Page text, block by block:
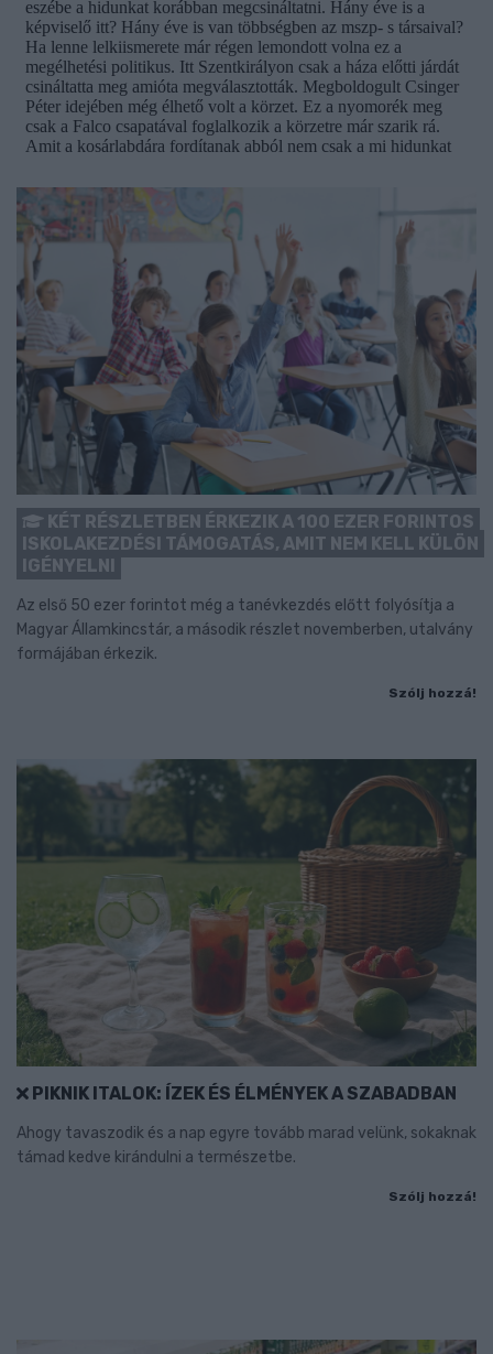
KÉT RÉSZLETBEN ÉRKEZIK A 100 EZER FORINTOS
ISKOLAKEZDÉSI TÁMOGATÁS, AMIT NEM KELL KÜLÖN
IGÉNYELNI
Az első 50 ezer forintot még a tanévkezdés előtt folyósítja a
Magyar Államkincstár, a második részlet novemberben, utalvány
formájában érkezik.
Szólj hozzá!
PIKNIK ITALOK: ÍZEK ÉS ÉLMÉNYEK A SZABADBAN
Ahogy tavaszodik és a nap egyre tovább marad velünk, sokaknak
támad kedve kirándulni a természetbe.
Szólj hozzá!